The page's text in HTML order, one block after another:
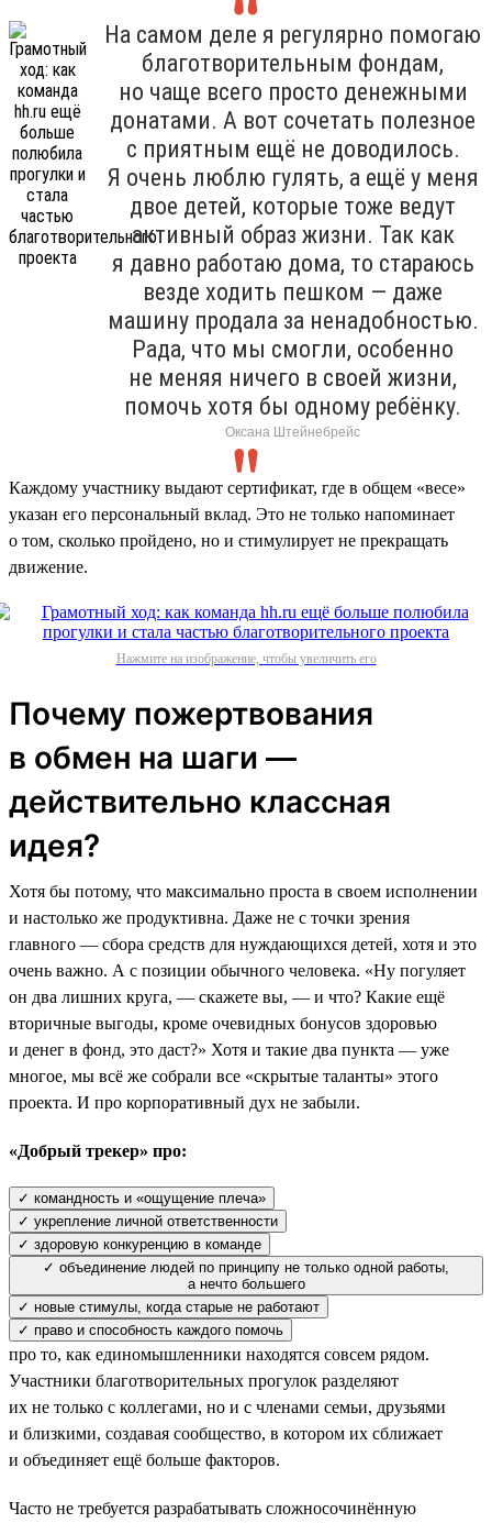
На самом деле я регулярно помогаю
благотворительным фондам,
но чаще всего просто денежными
донатами. А вот сочетать полезное
с приятным ещё не доводилось.
Я очень люблю гулять, а ещё у меня
двое детей, которые тоже ведут
активный образ жизни. Так как
я давно работаю дома, то стараюсь
везде ходить пешком — даже
машину продала за ненадобностью.
Рада, что мы смогли, особенно
не меняя ничего в своей жизни,
помочь хотя бы одному ребёнку.
Оксана Штейнебрейс
Каждому участнику выдают сертификат, где в общем «весе»
указан его персональный вклад. Это не только напоминает
о том, сколько пройдено, но и стимулирует не прекращать
движение.
Нажмите на изображение, чтобы увеличить его
Почему пожертвования
в обмен на шаги —
действительно классная
идея?
Хотя бы потому, что максимально проста в своем исполнении
и настолько же продуктивна. Даже не с точки зрения
главного — сбора средств для нуждающихся детей, хотя и это
очень важно. А с позиции обычного человека. «Ну погуляет
он два лишних круга, — скажете вы, — и что? Какие ещё
вторичные выгоды, кроме очевидных бонусов здоровью
и денег в фонд, это даст?» Хотя и такие два пункта — уже
многое, мы всё же собрали все «скрытые таланты» этого
проекта. И про корпоративный дух не забыли.
«Добрый трекер» про:
✓ командность и «ощущение плеча»
✓ укрепление личной ответственности
✓ здоровую конкуренцию в команде
✓ объединение людей по принципу не только одной работы,
а нечто большего
✓ новые стимулы, когда старые не работают
✓ право и способность каждого помочь
про то, как единомышленники находятся совсем рядом.
Участники благотворительных прогулок разделяют
их не только с коллегами, но и с членами семьи, друзьями
и близкими, создавая сообщество, в котором их сближает
и объединяет ещё больше факторов.
Часто не требуется разрабатывать сложносочинённую